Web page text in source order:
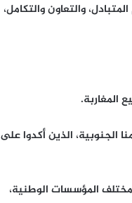
والتعاون والتكامل،
المغاربة.
الجنوبية، الذين أكدوا على
ومختلف المؤسسات الوطنية،